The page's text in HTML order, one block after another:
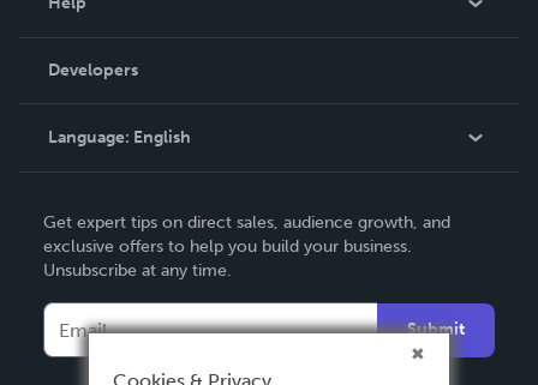
Podcast
Order Lookup
Knowledge Base
Contact Support
Developers
Language: English
Deutsch
Français
Español
Get expert tips on direct sales, audience growth, and
exclusive offers to help you build your business.
Unsubscribe at any time.
Submit